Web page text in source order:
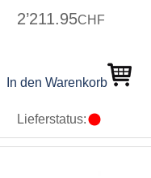
2’211.95CHF
In den Warenkorb
Lieferstatus: